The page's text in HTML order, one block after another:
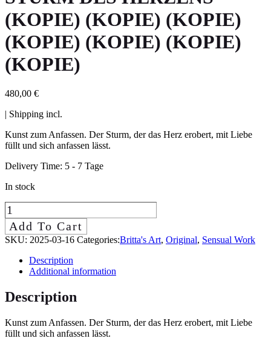
(KOPIE) (KOPIE) (KOPIE)
(KOPIE) (KOPIE) (KOPIE)
(KOPIE)
480,00 €
| Shipping incl.
Kunst zum Anfassen. Der Sturm, der das Herz erobert, mit Liebe
füllt und sich anfassen lässt.
Delivery Time: 5 - 7 Tage
In stock
Sturm
des
Herzens
(Kopie)
(Kopie)
(Kopie)
(Kopie)
(Kopie)
(Kopie)
Add To Cart
SKU: 2025-03-16 Categories:Britta's Art, Original, Sensual Work
Description
Additional information
Description
Kunst zum Anfassen. Der Sturm, der das Herz erobert, mit Liebe
füllt und sich anfassen lässt.